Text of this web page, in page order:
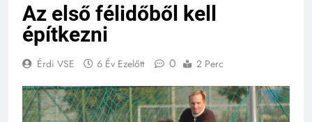
Az első félidőből kell
építkezni
Érdi VSE 6 Év Ezelőtt 0 2 Perc